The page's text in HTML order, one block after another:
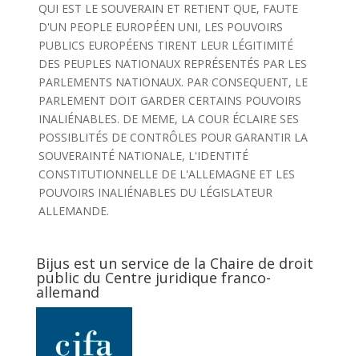
QUI EST LE SOUVERAIN ET RETIENT QUE, FAUTE
D'UN PEOPLE EUROPÉEN UNI, LES POUVOIRS
PUBLICS EUROPÉENS TIRENT LEUR LÉGITIMITÉ
DES PEUPLES NATIONAUX REPRÉSENTÉS PAR LES
PARLEMENTS NATIONAUX. PAR CONSEQUENT, LE
PARLEMENT DOIT GARDER CERTAINS POUVOIRS
INALIÉNABLES. DE MEME, LA COUR ÉCLAIRE SES
POSSIBLITÉS DE CONTRÔLES POUR GARANTIR LA
SOUVERAINTÉ NATIONALE, L'IDENTITÉ
CONSTITUTIONNELLE DE L'ALLEMAGNE ET LES
POUVOIRS INALIÉNABLES DU LÉGISLATEUR
ALLEMANDE.
Bijus est un service de la Chaire de droit
public du Centre juridique franco-
allemand